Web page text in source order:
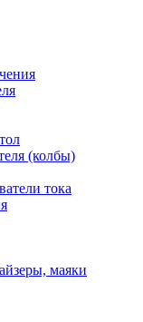
(колбы)
тока
маяки